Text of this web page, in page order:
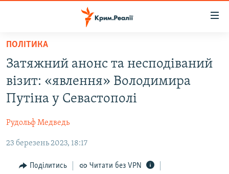
Перейти
основного
матеріалу
Перейти
до
основної
навігації
Перейти
пошуку
ВІДЕО ТА ФОТО
БЛОГИ
ПОГЛЯД
ІНТЕРВ'Ю
ПОЛІТИКА
Затяжний анонс та несподіваний
візит: «явлення» Володимира
Путіна у Севастополі
Рудольф Медведь
23 березень 2023, 18:17
Поділитись Читати без VPN